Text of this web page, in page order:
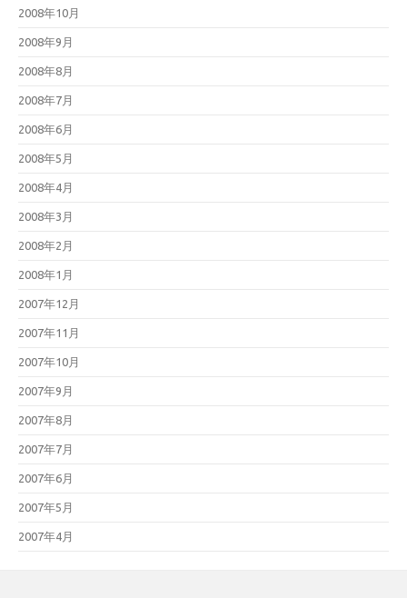
2008年10月
2008年9月
2008年8月
2008年7月
2008年6月
2008年5月
2008年4月
2008年3月
2008年2月
2008年1月
2007年12月
2007年11月
2007年10月
2007年9月
2007年8月
2007年7月
2007年6月
2007年5月
2007年4月